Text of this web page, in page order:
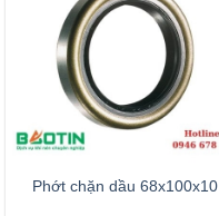
Phớt chặn dầu 68x100x10